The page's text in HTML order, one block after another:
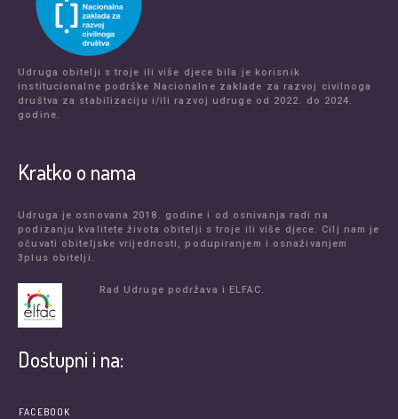
Udruga obitelji s troje ili više djece bila je korisnik
institucionalne podrške Nacionalne zaklade za razvoj civilnoga
društva za stabilizaciju i/ili razvoj udruge od 2022. do 2024.
godine.
Kratko o nama
Udruga je osnovana 2018. godine i od osnivanja radi na
podizanju kvalitete života obitelji s troje ili više djece. Cilj nam je
očuvati obiteljske vrijednosti, podupiranjem i osnaživanjem
3plus obitelji.
Rad Udruge podržava i ELFAC.
Dostupni i na:
FACEBOOK